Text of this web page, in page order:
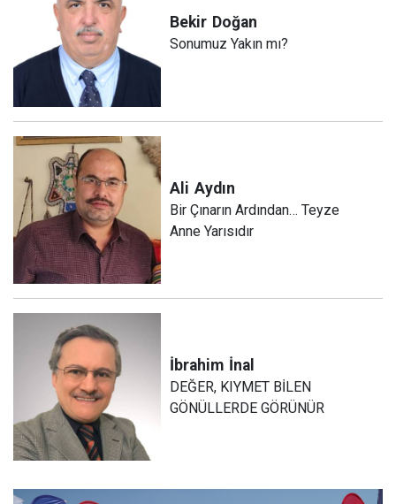
Bekir Doğan
Sonumuz Yakın mı?
Ali Aydın
Bir Çınarın Ardından… Teyze
Anne Yarısıdır
İbrahim İnal
DEĞER, KIYMET BİLEN
GÖNÜLLERDE GÖRÜNÜR